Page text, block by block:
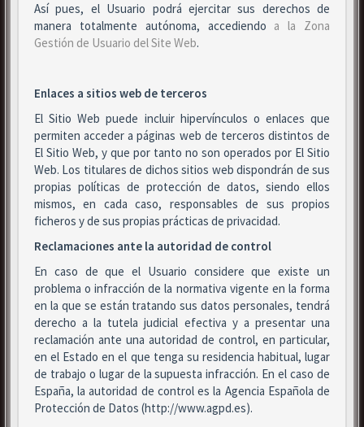
Así pues, el Usuario podrá ejercitar sus derechos de
manera totalmente autónoma, accediendo a la Zona
Gestión de Usuario del Site Web.
Enlaces a sitios web de terceros
El Sitio Web puede incluir hipervínculos o enlaces que
permiten acceder a páginas web de terceros distintos de
El Sitio Web, y que por tanto no son operados por El Sitio
Web. Los titulares de dichos sitios web dispondrán de sus
propias políticas de protección de datos, siendo ellos
mismos, en cada caso, responsables de sus propios
ficheros y de sus propias prácticas de privacidad.
Reclamaciones ante la autoridad de control
En caso de que el Usuario considere que existe un
problema o infracción de la normativa vigente en la forma
en la que se están tratando sus datos personales, tendrá
derecho a la tutela judicial efectiva y a presentar una
reclamación ante una autoridad de control, en particular,
en el Estado en el que tenga su residencia habitual, lugar
de trabajo o lugar de la supuesta infracción. En el caso de
España, la autoridad de control es la Agencia Española de
Protección de Datos (http://www.agpd.es).